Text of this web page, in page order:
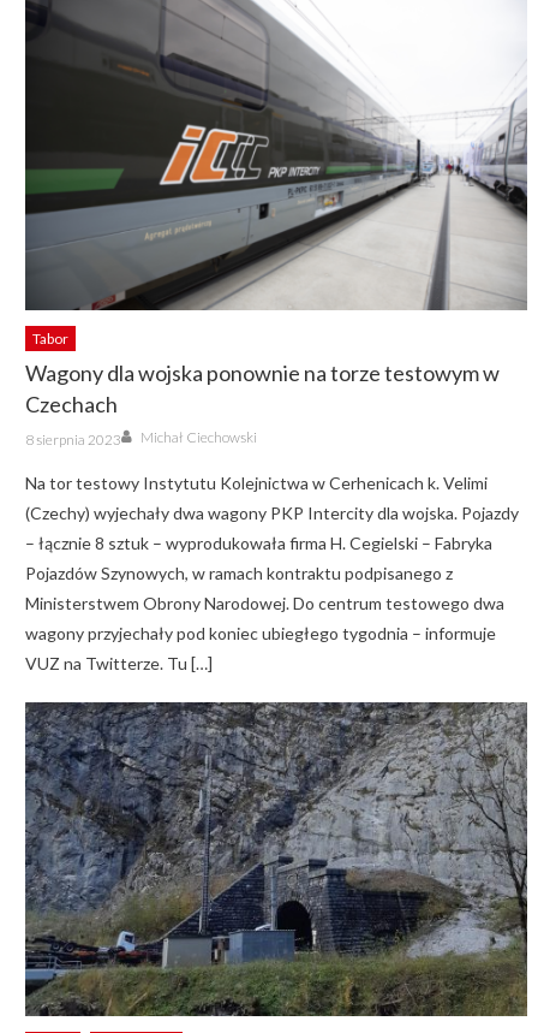
Tabor
Wagony dla wojska ponownie na torze testowym w
Czechach
Posted
on
8 sierpnia 2023 Author
Michał Ciechowski
Na tor testowy Instytutu Kolejnictwa w Cerhenicach k. Velimi
(Czechy) wyjechały dwa wagony PKP Intercity dla wojska. Pojazdy
– łącznie 8 sztuk – wyprodukowała firma H. Cegielski – Fabryka
Pojazdów Szynowych, w ramach kontraktu podpisanego z
Ministerstwem Obrony Narodowej. Do centrum testowego dwa
wagony przyjechały pod koniec ubiegłego tygodnia – informuje
VUZ na Twitterze. Tu […]